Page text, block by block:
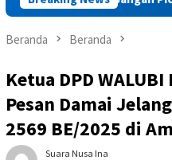
Beranda Beranda
Ketua DPD
Pesan Damai
2569 BE/2025 di
Suara Nusa Ina